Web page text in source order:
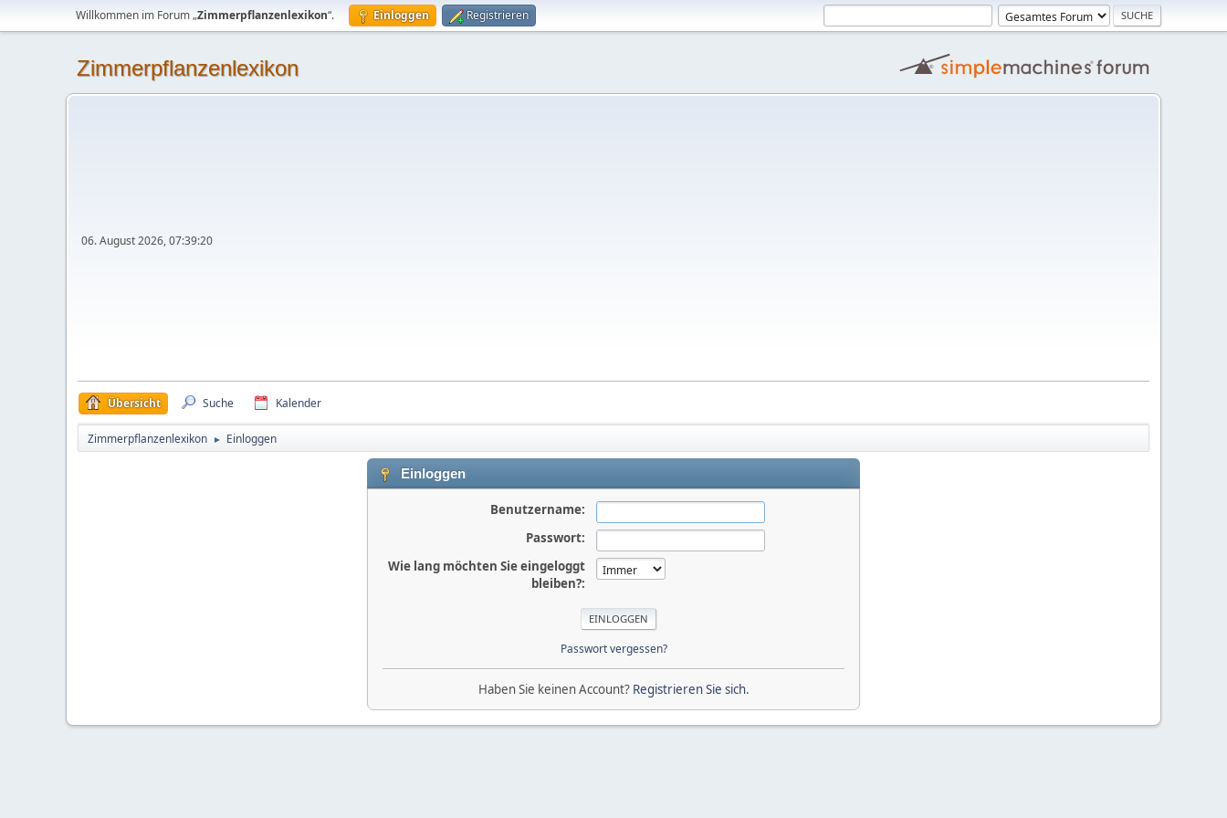
Willkommen im Forum „Zimmerpflanzenlexikon“. Einloggen Registrieren
Zimmerpflanzenlexikon
06. August 2026, 07:39:20
Übersicht Suche Kalender
Zimmerpflanzenlexikon ► Einloggen
Einloggen
Benutzername:
Passwort:
Wie lang möchten Sie eingeloggt
bleiben?:
Passwort vergessen?
Haben Sie keinen Account? Registrieren Sie sich.